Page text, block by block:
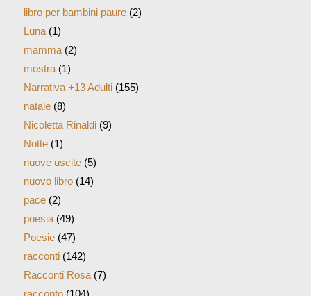
libro per bambini paure(2)
Luna(1)
mamma(2)
mostra(1)
Narrativa +13 Adulti(155)
natale(8)
Nicoletta Rinaldi(9)
Notte(1)
nuove uscite(5)
nuovo libro(14)
pace(2)
poesia(49)
Poesie(47)
racconti(142)
Racconti Rosa(7)
racconto(104)